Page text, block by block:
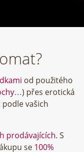
od použitého
…) přes erotická
podle vašich
prodávajících. S
se 100%